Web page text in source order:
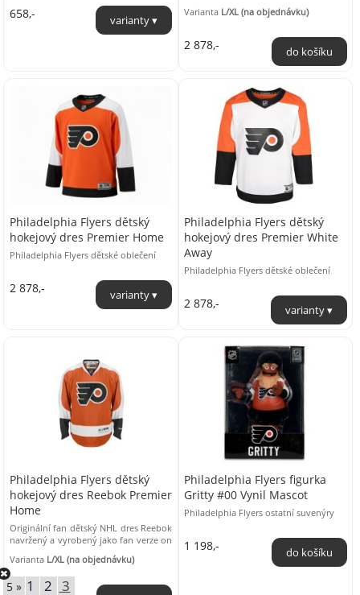
658,- Varianta L/XL (na objednávku)
2 878,-
Philadelphia Flyers dětský
hokejový dres Premier Home
Philadelphia Flyers dětské oblečení
2 878,-
Philadelphia Flyers dětský
hokejový dres Premier White
Away
Philadelphia Flyers dětské oblečení
2 878,-
Philadelphia Flyers dětský
hokejový dres Reebok Premier
Home
Originální fan dětský NHL dres Reebok
navržený a vyrobený jako fan verze on
ice. Dres je vyroben z pevného 100% ...
Varianta L/XL (na objednávku)
Philadelphia Flyers figurka
Gritty #00 Vynil Mascot
Philadelphia Flyers ostatní suvenýry
1 198,-
5 » 1 2 3